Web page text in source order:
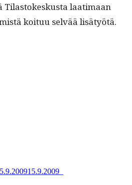
Tilas­tokeskus­ta laa­ti­maan
koituu selvää lisätyötä.
15.9.2009